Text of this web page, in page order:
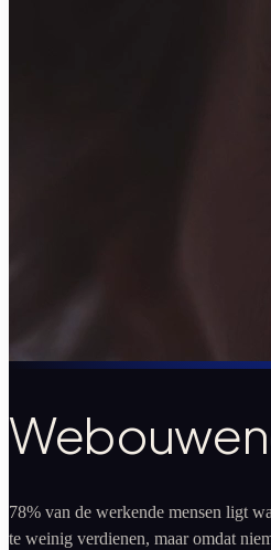
Webouwen
78% van de werkende mensen ligt
te weinig verdienen, maar omdat